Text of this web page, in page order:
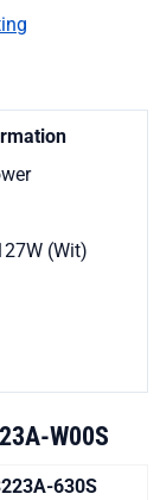
(Wit)
W00S
630S